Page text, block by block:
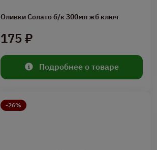
Оливки Солато б/к 300мл жб ключ
175 ₽
Подробнее о товаре
-26%